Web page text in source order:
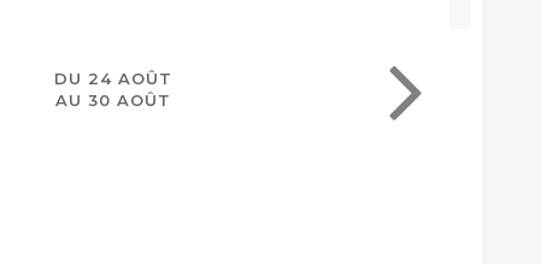
DU 24 AOÛT
AU 30 AOÛT